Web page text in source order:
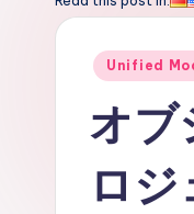
Posted
Unified
オブ
ロ